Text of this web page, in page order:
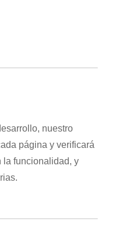
nuestro
página y verificará
la funcionalidad, y